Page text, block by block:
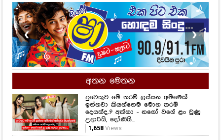
❮ ❯
අතන මෙතන
දුවෙකුට මේ තරම් ලස්සන අම්මෙක්
ඉන්නවා කියන්නෙම මොන තරම්
දෙයක්ද..? අක්කා - නගෝ වගේ ළං වුණු
උදාරියි, දෝණියි...
1,658Views